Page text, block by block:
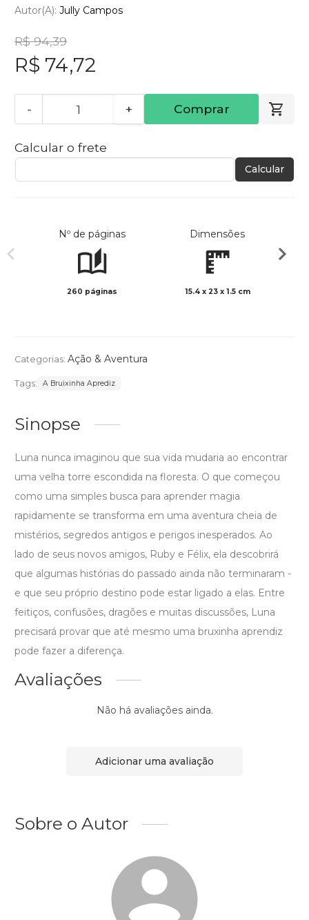
Autor(a): Jully Campos
R$ 94,39
R$ 74,72
- + Comprar
Calcular o frete
Calcular
Nº de páginas
260 páginas
Dimensões
15.4 x 23 x 1.5 cm
Categorias: Ação & Aventura
Tags: A Bruixinha Aprediz
Sinopse
Luna nunca imaginou que sua vida mudaria ao encontrar
uma velha torre escondida na floresta. O que começou
como uma simples busca para aprender magia
rapidamente se transforma em uma aventura cheia de
mistérios, segredos antigos e perigos inesperados. Ao
lado de seus novos amigos, Ruby e Félix, ela descobrirá
que algumas histórias do passado ainda não terminaram -
e que seu próprio destino pode estar ligado a elas. Entre
feitiços, confusões, dragões e muitas discussões, Luna
precisará provar que até mesmo uma bruxinha aprendiz
pode fazer a diferença.
Avaliações
Não há avaliações ainda.
Adicionar uma avaliação
Sobre o Autor